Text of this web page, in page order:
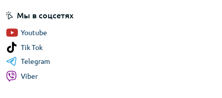
Мы в соцсетях
Youtube
Tik Tok
Telegram
Viber